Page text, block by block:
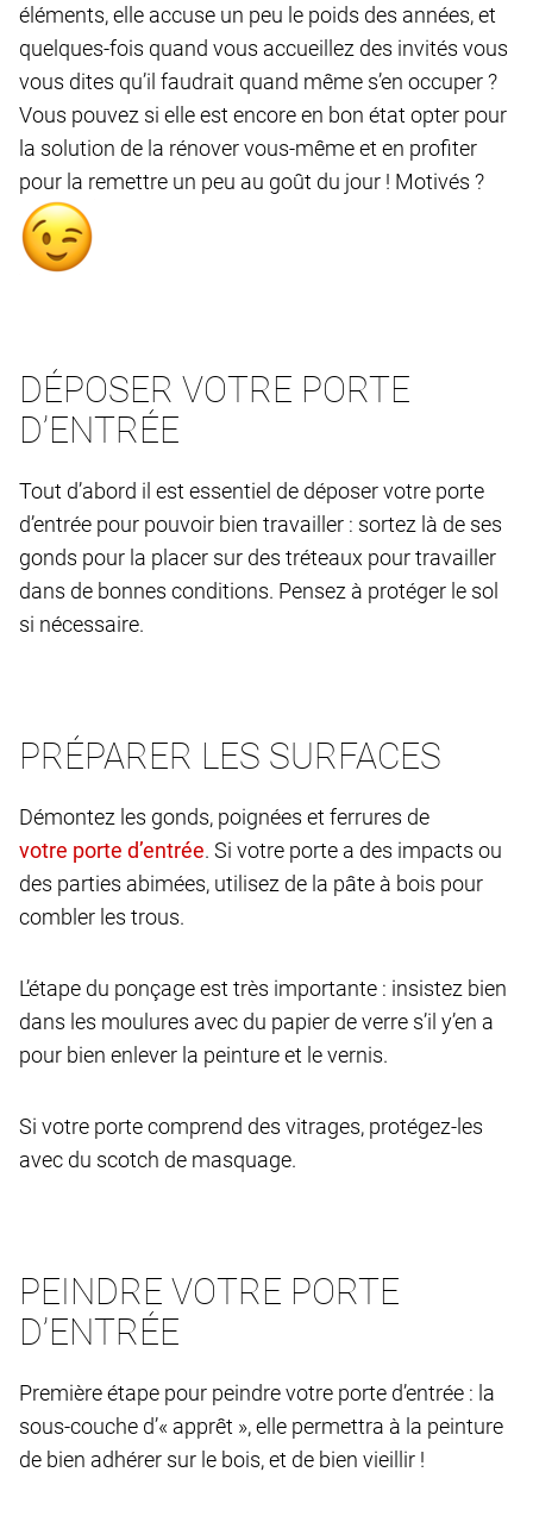
éléments, elle accuse un peu le poids des années, et
quelques-fois quand vous accueillez des invités vous
vous dites qu’il faudrait quand même s’en occuper ?
Vous pouvez si elle est encore en bon état opter pour
la solution de la rénover vous-même et en profiter
pour la remettre un peu au goût du jour ! Motivés ?
DÉPOSER VOTRE PORTE
D’ENTRÉE
Tout d’abord il est essentiel de déposer votre porte
d’entrée pour pouvoir bien travailler : sortez là de ses
gonds pour la placer sur des tréteaux pour travailler
dans de bonnes conditions. Pensez à protéger le sol
si nécessaire.
PRÉPARER LES SURFACES
Démontez les gonds, poignées et ferrures de
. Si votre porte a des impacts ou
des parties abimées, utilisez de la pâte à bois pour
combler les trous.
L’étape du ponçage est très importante : insistez bien
dans les moulures avec du papier de verre s’il y’en a
pour bien enlever la peinture et le vernis.
Si votre porte comprend des vitrages, protégez-les
avec du scotch de masquage.
PEINDRE VOTRE PORTE
D’ENTRÉE
Première étape pour peindre votre porte d’entrée : la
sous-couche d’« apprêt », elle permettra à la peinture
de bien adhérer sur le bois, et de bien vieillir !